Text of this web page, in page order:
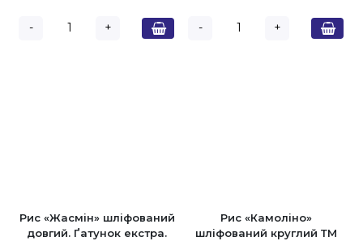
- + - +
Рис «Жасмін» шліфований
довгий. Ґатунок екстра.
Рис «Камоліно»
шліфований круглий ТМ